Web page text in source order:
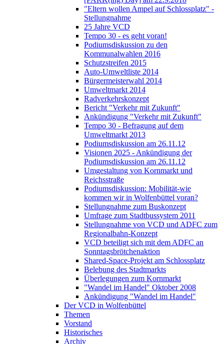
"Eltern wollen Ampel auf Schlossplatz" -
Stellungnahme
25 Jahre VCD
Tempo 30 - es geht voran!
Podiumsdiskussion zu den
Kommunalwahlen 2016
Schutzstreifen 2015
Auto-Umweltliste 2014
Bürgermeisterwahl 2014
Umweltmarkt 2014
Radverkehrskonzept
Bericht "Verkehr mit Zukunft"
Ankündigung "Verkehr mit Zukunft"
Tempo 30 - Befragung auf dem
Umweltmarkt 2013
Podiumsdiskussion am 26.11.12
Visionen 2025 - Ankündigung der
Podiumsdiskussion am 26.11.12
Umgestaltung von Kornmarkt und
Reichsstraße
Podiumsdiskussion: Mobilität-wie
kommen wir in Wolfenbüttel voran?
Stellungnahme zum Buskonzept
Umfrage zum Stadtbussystem 2011
Stellungnahme von VCD und ADFC zum
Regionalbahn-Konzept
VCD beteiligt sich mit dem ADFC an
Sonntagsbrötchenaktion
Shared-Space-Projekt am Schlossplatz
Belebung des Stadtmarkts
Überlegungen zum Kornmarkt
"Wandel im Handel" Oktober 2008
Ankündigung "Wandel im Handel"
Der VCD in Wolfenbüttel
Themen
Vorstand
Historisches
Archiv